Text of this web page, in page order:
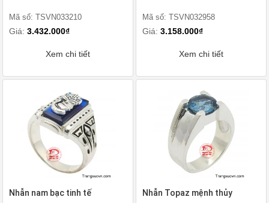
Mã số: TSVN033210
Giá: 3.432.000₫
Xem chi tiết
Mã số: TSVN032958
Giá: 3.158.000₫
Xem chi tiết
Nhẫn nam bạc tinh tế Nhẫn Topaz mệnh thủy